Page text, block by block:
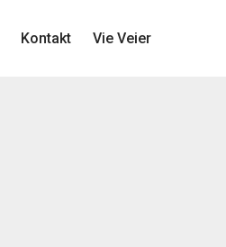
Kontakt Vie Veier